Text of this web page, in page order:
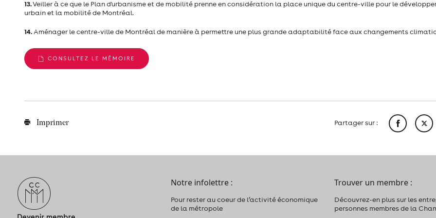
13.Veiller à ce que le Plan d'urbanisme et de mobilité prenne en considération la place unique du centre-ville pour le
urbain et la mobilité de Montréal.
14.Aménager le centre-ville de Montréal de manière à permettre une plus grande adaptabilité face aux changements
CONSULTEZ LE MÉMOIRE
Imprimer Partager sur :
Notre infolettre :
Pour rester au coeur de l’activité économique
de la métropole
Trouver un membre :
Découvrez-en plus sur les
personnes membres de la